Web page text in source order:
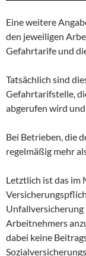
Eine weitere
den jeweiligen
Gefahrtarife und
Tatsächlich sind
Gefahrtarifstelle,
abgerufen wird
Bei Betrieben, die
regelmäßig mehr
Letztlich ist das im
Arbeitnehmers
dabei keine